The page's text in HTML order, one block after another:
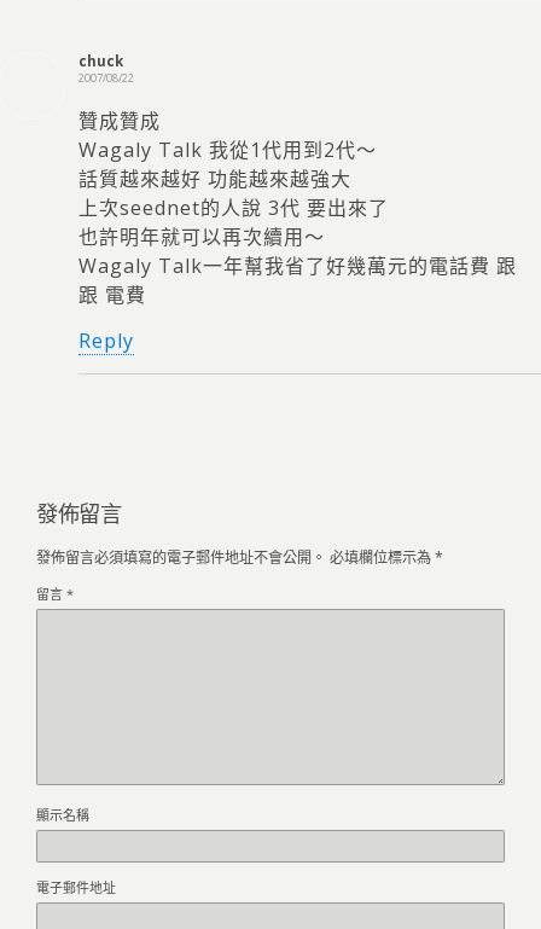
chuck
2007/08/22
贊成贊成
Wagaly Talk 我從1代用到2代～
話質越來越好 功能越來越強大
上次seednet的人說 3代 要出來了
也許明年就可以再次續用～
Wagaly Talk一年幫我省了好幾萬元的電話費 跟
跟 電費
Reply
發佈留言
發佈留言必須填寫的電子郵件地址不會公開。 必填欄位標示為*
留言 *
顯示名稱
電子郵件地址